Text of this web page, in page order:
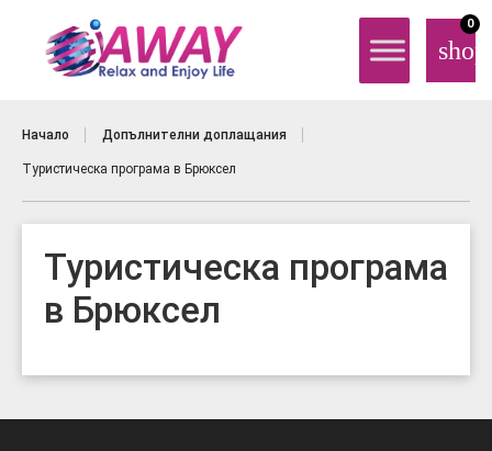
0
Начало Допълнителни доплащания
Туристическа програма в Брюксел
Туристическа програма
в Брюксел